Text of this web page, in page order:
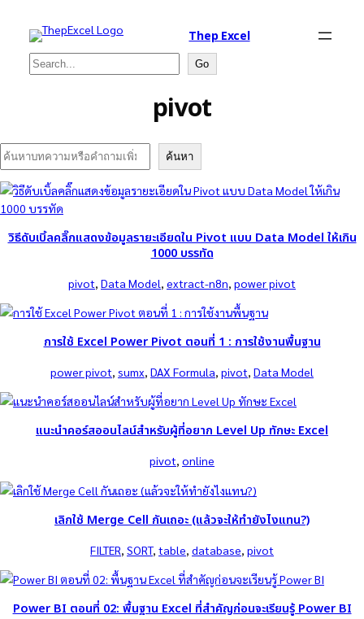
Thep Excel
Search Go
pivot
Search ค้นหา
วิธีดับเบิ้ลคลิ๊กแสดงข้อมูลรายะเอียดใน Pivot แบบ Data Model ให้เกิน
1000 บรรทัด
pivot, Data Model, extract-n8n, power pivot
การใช้ Excel Power Pivot ตอนที่ 1 : การใช้งานพื้นฐาน
power pivot, sumx, DAX Formula, pivot, Data Model
แนะนำคอร์สออนไลน์สำหรับผู้ที่อยาก Level Up ทักษะ Excel
pivot, online
เลิกใช้ Merge Cell กันเถอะ (แล้วจะให้ทำยังไงแทน?)
FILTER SORT, table database pivot
Power BI ตอนที่ 02: พื้นฐาน Excel ที่สำคัญก่อนจะเรียนรู้ Power BI